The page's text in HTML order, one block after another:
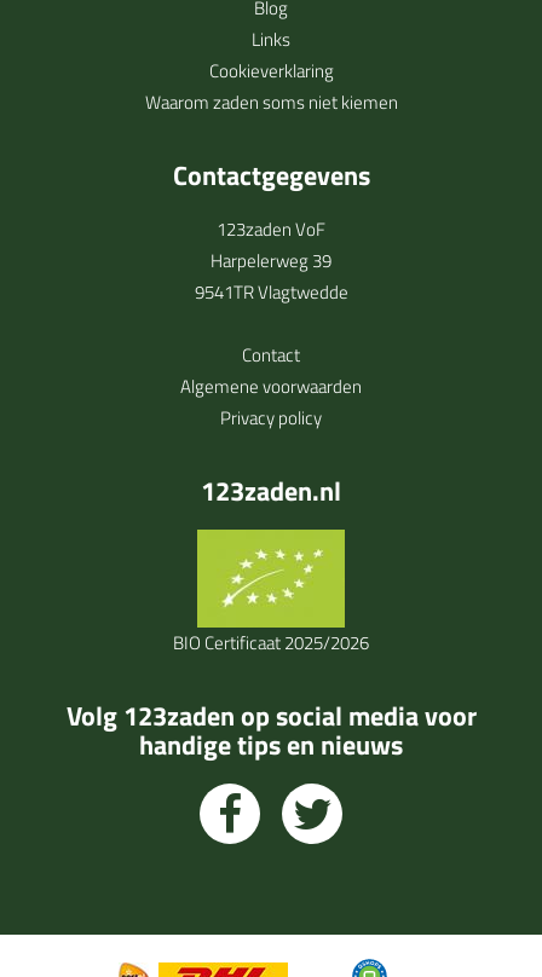
Blog
Links
Cookieverklaring
Waarom zaden soms niet kiemen
Contactgegevens
123zaden VoF
Harpelerweg 39
9541TR Vlagtwedde
Contact
Algemene voorwaarden
Privacy policy
123zaden.nl
BIO Certificaat 2025/2026
Volg 123zaden op social media voor
handige tips en nieuws